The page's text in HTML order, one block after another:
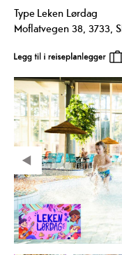
TypeLeken Lørdag
Moflatvegen 38, 3733,